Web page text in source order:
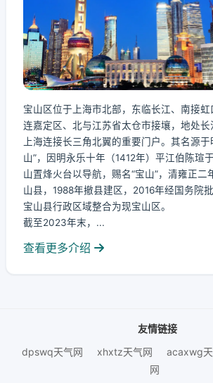
宝山区位于上海市北部，东临长江、南接
连嘉定区、北与江苏省太仓市接壤，地处
上海连接长三角北翼的重要门户。其名源于
山”，因明永乐十年（1412年）平江伯陈瑄
山置烽火台以导航，赐名“宝山”，清雍正二
山县，1988年撤县建区，2016年经国务院
宝山县行政区域整合为现宝山区。
截至2023年末，...
查看更多介绍
友情链接
dpswq天气网
xhxtz天气网 acaxwg
网